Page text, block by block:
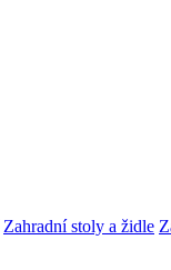
Zahradní stoly a židle